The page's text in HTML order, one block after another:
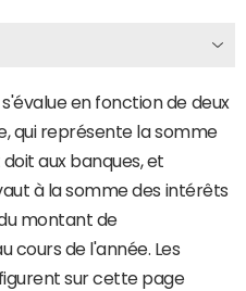
en fonction de deux
qui représente la somme
aux banques, et
à la somme des intérêts
montant de
cours de l'année. Les
sur cette page